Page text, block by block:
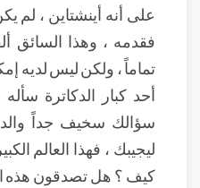
على أنه أينشتاين ، لم
فقدمه ، وهذا السائق
تماماً ، ولكن ليس لديه
أحد كبار الدكاترة
سؤالك سخيف جداً
ليجيبك ، فهذا العالم
كيف ؟ هل تصدقون هذه